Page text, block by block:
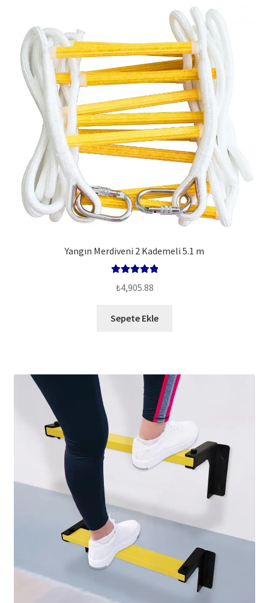
Yangın Merdiveni 2 Kademeli 5.1 m
5.00
₺4,905.88
Sepete Ekle